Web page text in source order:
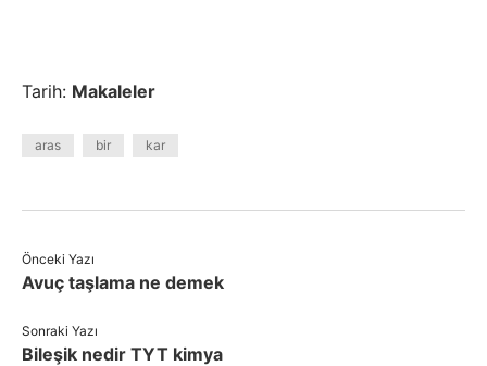
Tarih: Makaleler
aras bir kar
Önceki Yazı
Avuç taşlama ne demek
Sonraki Yazı
Bileşik nedir TYT kimya